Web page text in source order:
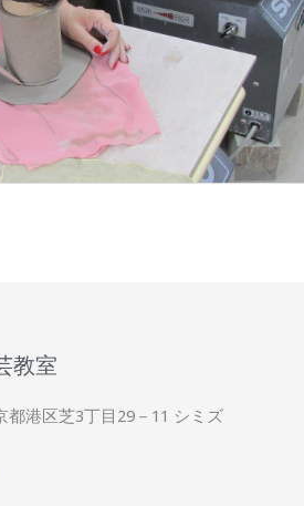
教室
都港区芝3丁目29－11 シミズ